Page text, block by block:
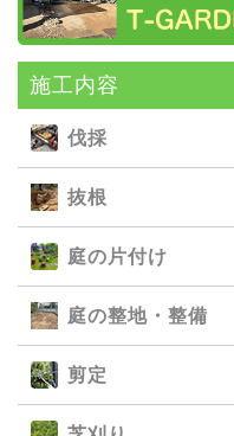
施⼯内容
伐採
抜根
庭の⽚付け
庭の整地・整備
剪定